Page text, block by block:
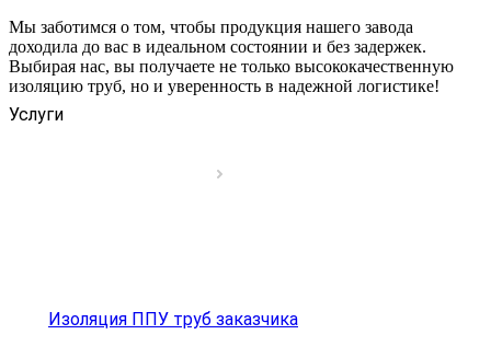
Мы заботимся о том, чтобы продукция нашего завода
доходила до вас в идеальном состоянии и без задержек.
Выбирая нас, вы получаете не только высококачественную
изоляцию труб, но и уверенность в надежной логистике!
Услуги
Изоляция ППУ труб заказчика